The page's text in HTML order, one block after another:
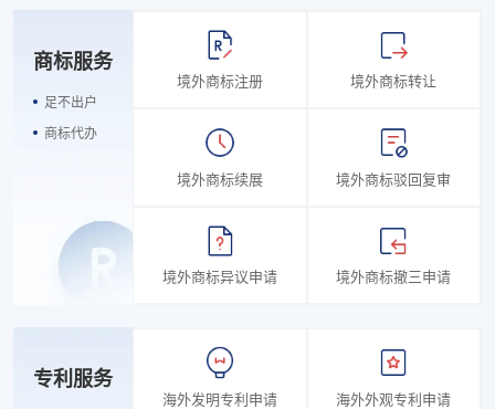
商标服务
足不出户
商标代办
境外商标注册 境外商标转让
境外商标续展 境外商标驳回复审
境外商标异议申请 境外商标撤三申请
专利服务
海外发明专利申请 海外外观专利申请